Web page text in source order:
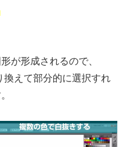
が形成されるので、
換えて部分的に選択すれ